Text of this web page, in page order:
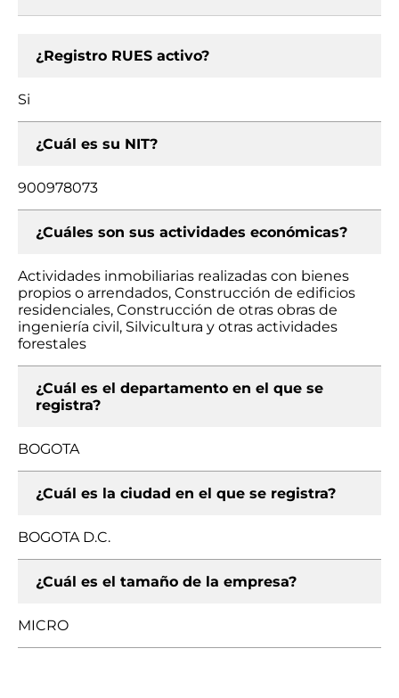
¿Registro RUES activo?
Si
¿Cuál es su NIT?
900978073
¿Cuáles son sus actividades económicas?
Actividades inmobiliarias realizadas con bienes
propios o arrendados, Construcción de edificios
residenciales, Construcción de otras obras de
ingeniería civil, Silvicultura y otras actividades
forestales
¿Cuál es el departamento en el que se
registra?
BOGOTA
¿Cuál es la ciudad en el que se registra?
BOGOTA D.C.
¿Cuál es el tamaño de la empresa?
MICRO